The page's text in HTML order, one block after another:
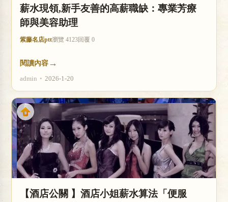
薪水現領,新手友善的高薪職缺：專業芳療
師與美容助理
紫藤名店ptt瀏覽 4123回覆 0
閱讀內容 →
admin • 2026-1-20
【酒店公關 】酒店小姐薪水算法「便服